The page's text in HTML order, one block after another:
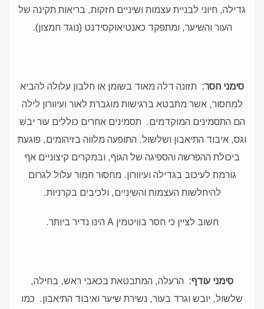
גדילה, חיוני לבניית עצמות ושיניים חזקות, בריאות תקינה של
העור והשיער, ומתפקד כאנטיאוקסידנט (נוגד חמצון).
סימני חסר: תזונה דלה מאוד בשומן או חלבון עלולה להביא
למחסור, אשר מתבטא ברגישות מוגברת לאור ועיוורון לילה
הם התסמינים המוקדמים. תסמינים אחרים כוללים עור יבש
וגס, איבוד התיאבון ושלשול. התופעה מלווה בזיהומים, פוגעת
ביכולת ההפרשה והספיגה של הגוף, ובמקרים קיצוניים אף
גורמת לעיכוב בגדילה ועיוורון. מחסור חמור עלול לגרום
להיחלשות העצמות והשיניים, ולכיבים בקרניות.
חשוב לציין כי חסר בוויטמין A הינו נדיר ביותר.
סימני עודף: הרעלה, המתבטאת בכאבי ראש, בחילה,
שלשול, יובש וגרד בעור, נשירת שיער ואיבוד התיאבון. כמו